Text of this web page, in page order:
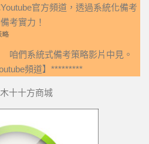
官方頻道，透過系統化備考
考實力！
咱們系統式備考策略影片中見。
頻道】*********
十十方商城